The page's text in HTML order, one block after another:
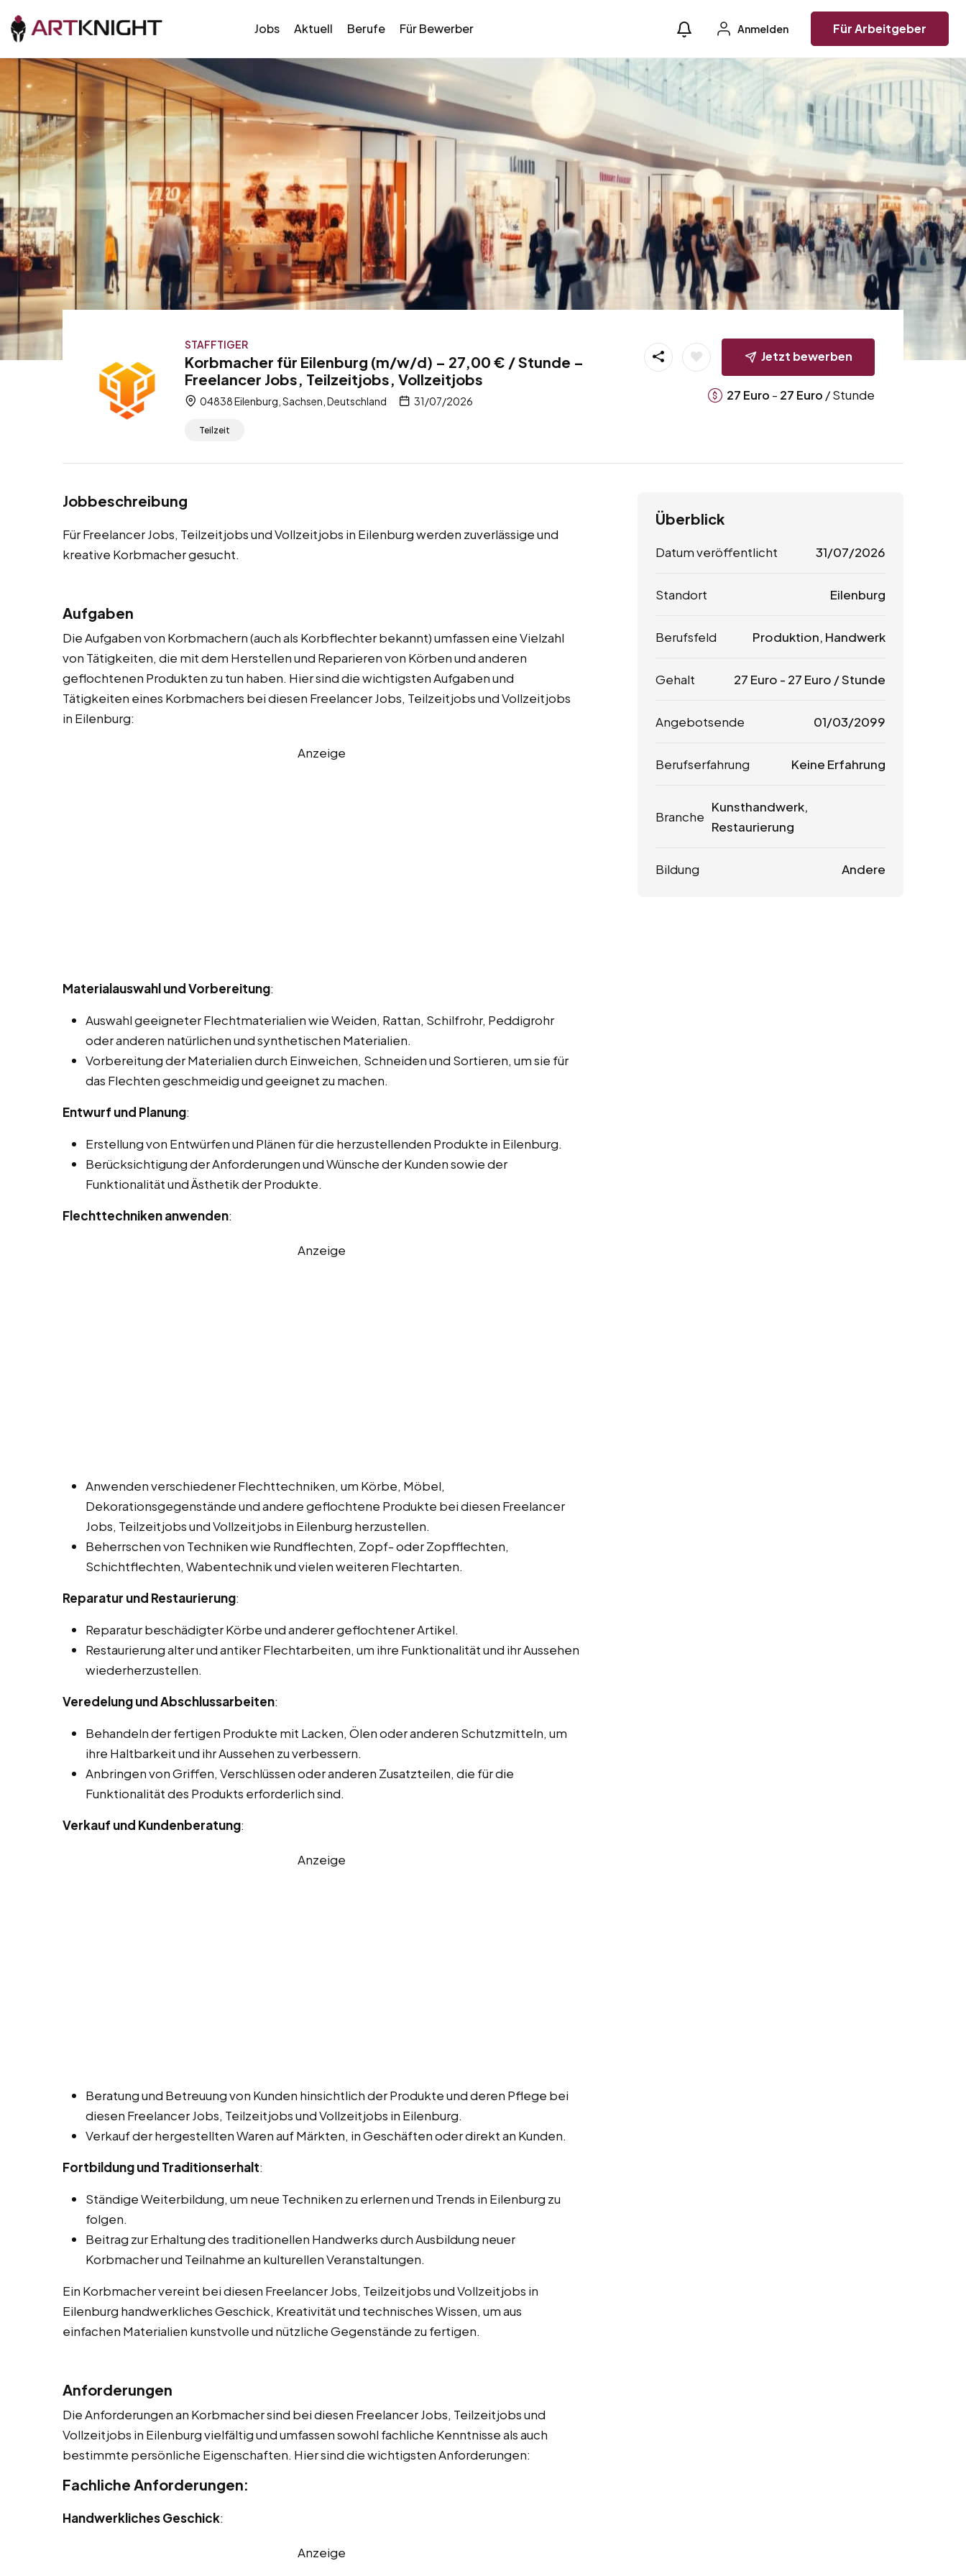
Jobs Aktuell Berufe Für Bewerber Anmelden Für Arbeitgeber
STAFFTIGER
Korbmacher für Eilenburg (m/w/d) – 27,00 € / Stunde –
Freelancer Jobs, Teilzeitjobs, Vollzeitjobs
04838 Eilenburg, Sachsen, Deutschland 31/07/2026
Teilzeit
Jetzt bewerben
27 Euro - 27 Euro / Stunde
Jobbeschreibung
Für Freelancer Jobs, Teilzeitjobs und Vollzeitjobs in Eilenburg werden zuverlässige und
kreative Korbmacher gesucht.
Aufgaben
Die Aufgaben von Korbmachern (auch als Korbflechter bekannt) umfassen eine Vielzahl
von Tätigkeiten, die mit dem Herstellen und Reparieren von Körben und anderen
geflochtenen Produkten zu tun haben. Hier sind die wichtigsten Aufgaben und
Tätigkeiten eines Korbmachers bei diesen Freelancer Jobs, Teilzeitjobs und Vollzeitjobs
in Eilenburg:
Anzeige
Materialauswahl und Vorbereitung:
Auswahl geeigneter Flechtmaterialien wie Weiden, Rattan, Schilfrohr, Peddigrohr
oder anderen natürlichen und synthetischen Materialien.
Vorbereitung der Materialien durch Einweichen, Schneiden und Sortieren, um sie für
das Flechten geschmeidig und geeignet zu machen.
Entwurf und Planung:
Erstellung von Entwürfen und Plänen für die herzustellenden Produkte in Eilenburg.
Berücksichtigung der Anforderungen und Wünsche der Kunden sowie der
Funktionalität und Ästhetik der Produkte.
Flechttechniken anwenden:
Anzeige
Anwenden verschiedener Flechttechniken, um Körbe, Möbel,
Dekorationsgegenstände und andere geflochtene Produkte bei diesen Freelancer
Jobs, Teilzeitjobs und Vollzeitjobs in Eilenburg herzustellen.
Beherrschen von Techniken wie Rundflechten, Zopf- oder Zopfflechten,
Schichtflechten, Wabentechnik und vielen weiteren Flechtarten.
Reparatur und Restaurierung:
Reparatur beschädigter Körbe und anderer geflochtener Artikel.
Restaurierung alter und antiker Flechtarbeiten, um ihre Funktionalität und ihr Aussehen
wiederherzustellen.
Veredelung und Abschlussarbeiten:
Behandeln der fertigen Produkte mit Lacken, Ölen oder anderen Schutzmitteln, um
ihre Haltbarkeit und ihr Aussehen zu verbessern.
Anbringen von Griffen, Verschlüssen oder anderen Zusatzteilen, die für die
Funktionalität des Produkts erforderlich sind.
Verkauf und Kundenberatung:
Anzeige
Beratung und Betreuung von Kunden hinsichtlich der Produkte und deren Pflege bei
diesen Freelancer Jobs, Teilzeitjobs und Vollzeitjobs in Eilenburg.
Verkauf der hergestellten Waren auf Märkten, in Geschäften oder direkt an Kunden.
Fortbildung und Traditionserhalt:
Ständige Weiterbildung, um neue Techniken zu erlernen und Trends in Eilenburg zu
folgen.
Beitrag zur Erhaltung des traditionellen Handwerks durch Ausbildung neuer
Korbmacher und Teilnahme an kulturellen Veranstaltungen.
Ein Korbmacher vereint bei diesen Freelancer Jobs, Teilzeitjobs und Vollzeitjobs in
Eilenburg handwerkliches Geschick, Kreativität und technisches Wissen, um aus
einfachen Materialien kunstvolle und nützliche Gegenstände zu fertigen.
Anforderungen
Die Anforderungen an Korbmacher sind bei diesen Freelancer Jobs, Teilzeitjobs und
Vollzeitjobs in Eilenburg vielfältig und umfassen sowohl fachliche Kenntnisse als auch
bestimmte persönliche Eigenschaften. Hier sind die wichtigsten Anforderungen:
Fachliche Anforderungen:
Handwerkliches Geschick:
Anzeige
Überblick
Datum veröffentlicht 31/07/2026
Standort Eilenburg
Berufsfeld Produktion, Handwerk
Gehalt 27 Euro - 27 Euro / Stunde
Angebotsende 01/03/2099
Berufserfahrung Keine Erfahrung
Branche
Kunsthandwerk,
Restaurierung
Bildung Andere